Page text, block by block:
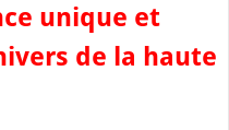
unique et
de la haute